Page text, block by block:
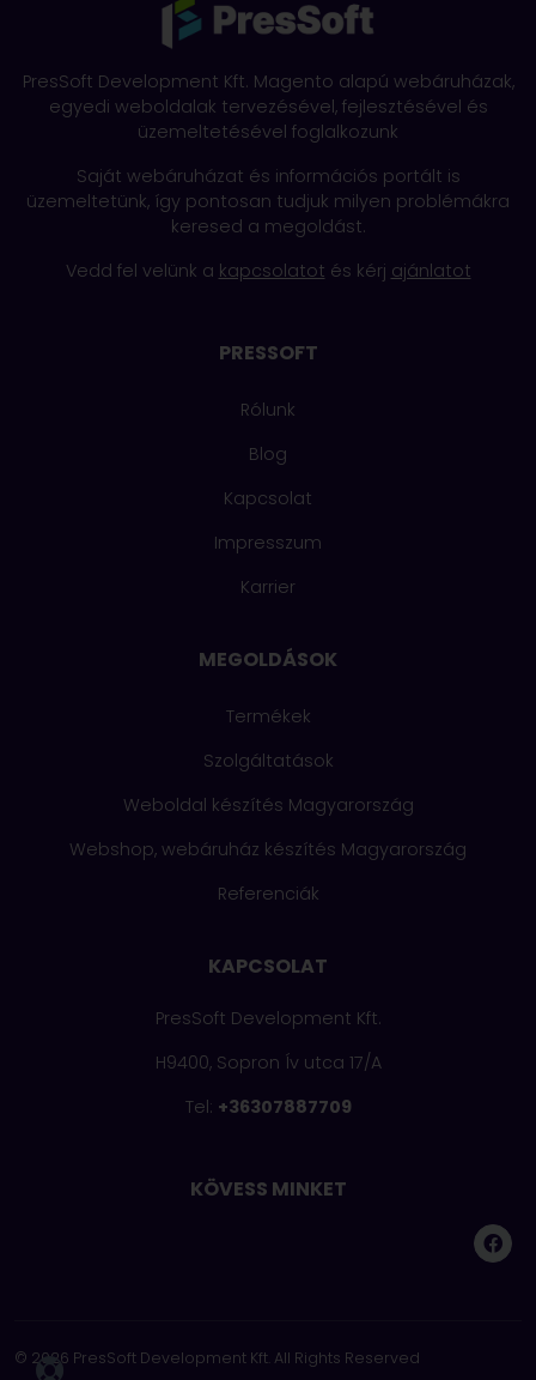
PresSoft Development Kft. Magento alapú webáruházak,
egyedi weboldalak tervezésével, fejlesztésével és
üzemeltetésével foglalkozunk
Saját webáruházat és információs portált is
üzemeltetünk, így pontosan tudjuk milyen problémákra
keresed a megoldást.
Vedd fel velünk a kapcsolatot és kérj ajánlatot
PRESSOFT
Rólunk
Blog
Kapcsolat
Impresszum
Karrier
MEGOLDÁSOK
Termékek
Szolgáltatások
Weboldal készítés Magyarország
Webshop, webáruház készítés Magyarország
Referenciák
KAPCSOLAT
PresSoft Development Kft.
H9400, Sopron Ív utca 17/A
Tel: +36307887709
KÖVESS MINKET
© 2026 PresSoft Development Kft. All Rights Reserved